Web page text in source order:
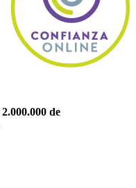
2.000.000 de